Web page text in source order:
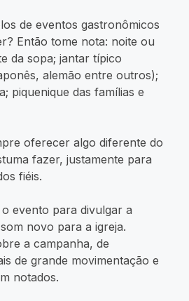
de eventos gastronômicos
Então tome nota: noite ou
da sopa; jantar típico
alemão entre outros);
piquenique das famílias e
oferecer algo diferente do
fazer, justamente para
fiéis.
evento para divulgar a
novo para a igreja.
a campanha, de
de grande movimentação e
notados.